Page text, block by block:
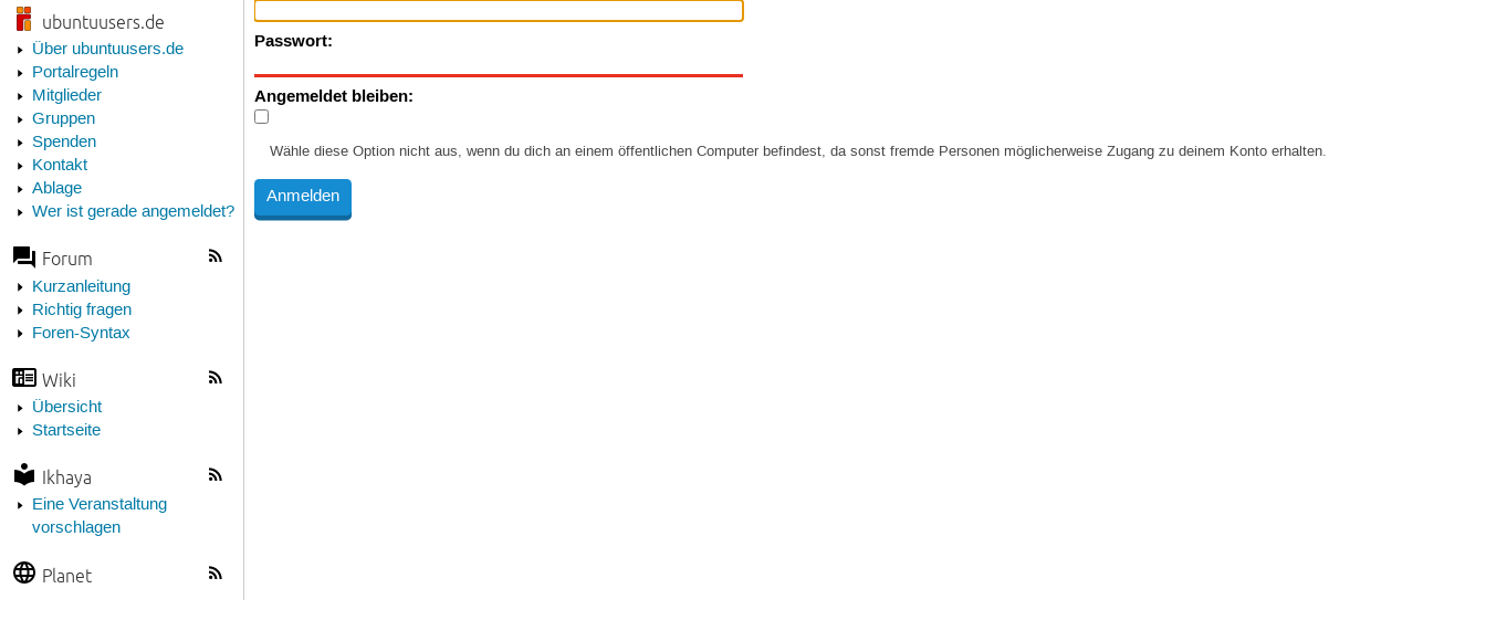
ubuntuusers.de
Über ubuntuusers.de
Portalregeln
Mitglieder
Gruppen
Spenden
Kontakt
Ablage
Wer ist gerade angemeldet?
Forum
Kurzanleitung
Richtig fragen
Foren-Syntax
Wiki
Übersicht
Startseite
Ikhaya
Eine Veranstaltung
vorschlagen
Planet
Passwort:
Angemeldet bleiben:
Wähle diese Option nicht aus, wenn du dich an einem öffentlichen Computer befindest, da sonst fremde Personen möglicherweise Zugang zu deinem Konto erhalten.